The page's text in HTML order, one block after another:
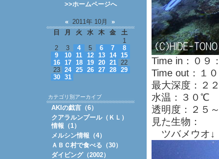
Time in：０９
Time out：１
最大深度：２
水温：３０℃
透明度：２５
見た生物：
ツバメウ
>>ホームページへ
« 2011年 10月 »
日
月 火 水 木 金
土
1
2
3 4 5 6 7
8
9
10 11 12 13 14
15
16
17 18 19 20 21
22
23
24 25 26 27 28
29
30
31
カテゴリ別アーカイブ
AKIの戯言（6）
クアラルンプール（ＫＬ）
情報（1）
メルシン情報（4）
ＡＢＣ村で食べる（30）
ダイビング（2002）